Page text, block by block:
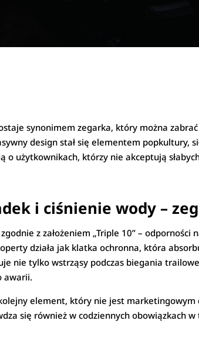
synonimem zegarka, który można
design stał się elementem popkultury,
użytkownikach, którzy nie akceptują
i ciśnienie wody –
z założeniem „Triple 10” –
działa jak klatka ochronna, która
nie tylko wstrząsy podczas biegania
awarii.
element, który nie jest
się również w codziennych obowiązkach